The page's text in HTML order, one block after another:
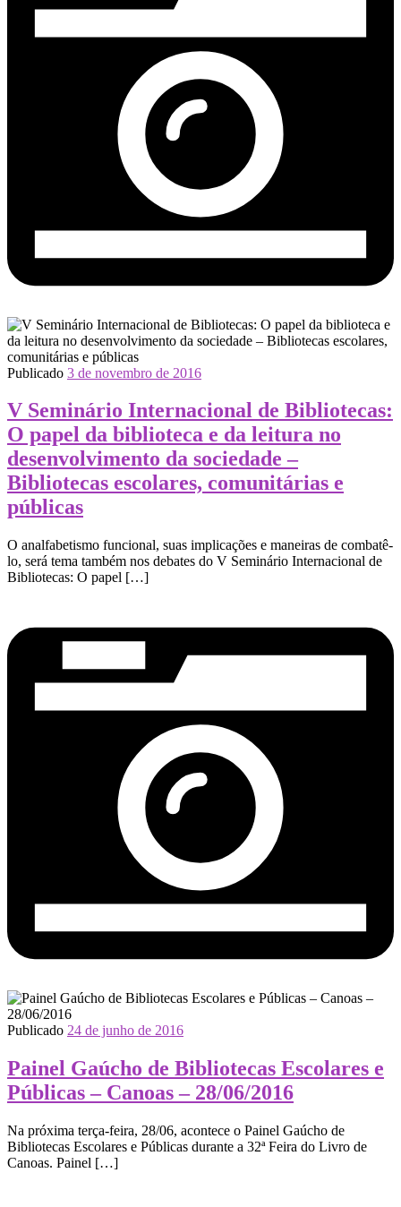
Publicado 3 de novembro de 2016
V Seminário Internacional de Bibliotecas:
O papel da biblioteca e da leitura no
desenvolvimento da sociedade –
Bibliotecas escolares, comunitárias e
públicas
O analfabetismo funcional, suas implicações e maneiras de combatê-
lo, será tema também nos debates do V Seminário Internacional de
Bibliotecas: O papel […]
Publicado 24 de junho de 2016
Painel Gaúcho de Bibliotecas Escolares e
Públicas – Canoas – 28/06/2016
Na próxima terça-feira, 28/06, acontece o Painel Gaúcho de
Bibliotecas Escolares e Públicas durante a 32ª Feira do Livro de
Canoas. Painel […]